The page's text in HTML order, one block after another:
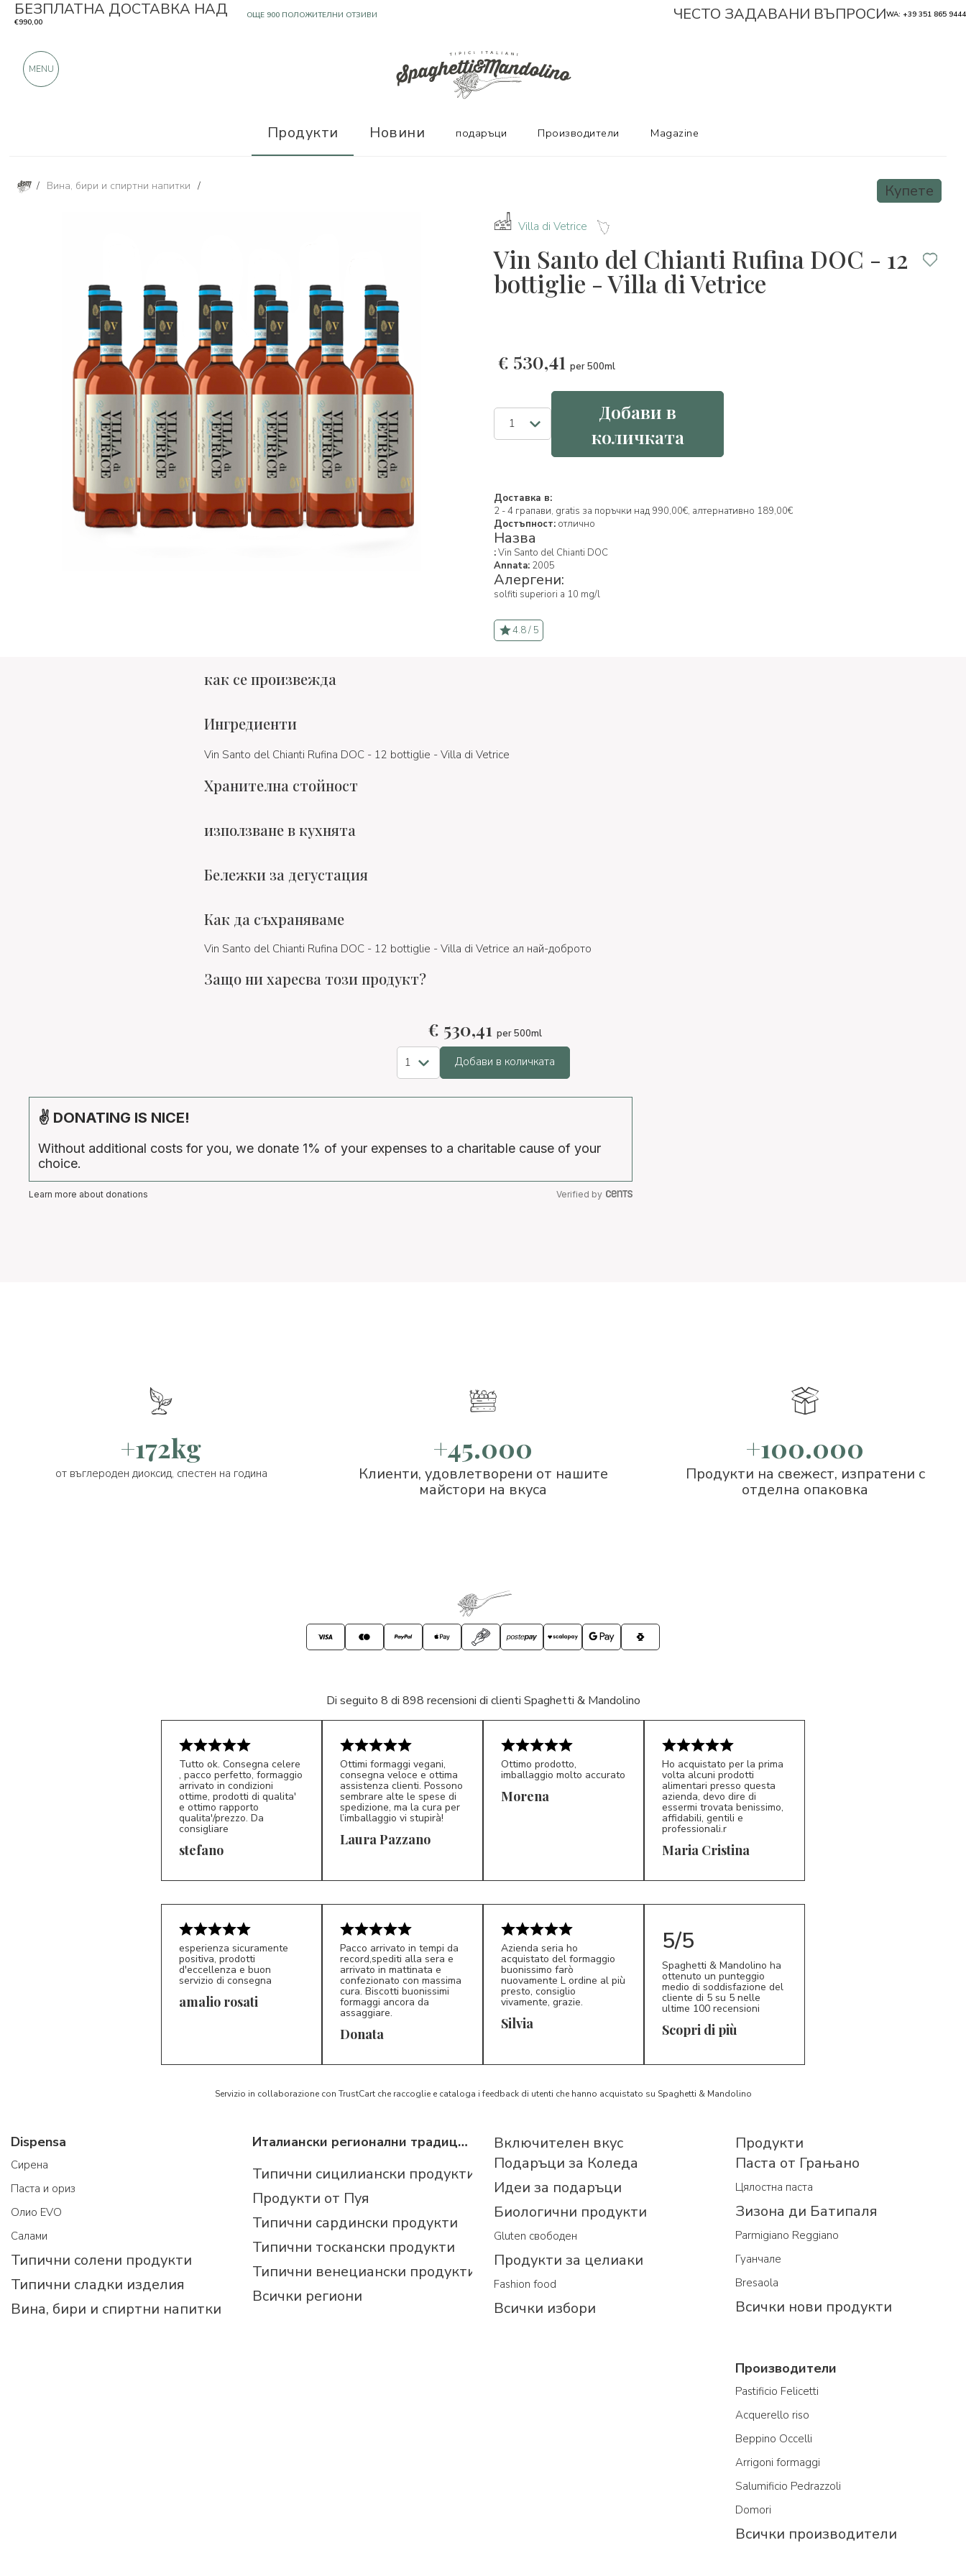
/ Вина, бири и спиртни напитки / Купете
Villa di Vetrice
Vin Santo del Chianti Rufina DOC - 12
bottiglie - Villa di Vetrice
€ 530,41 per 500ml
Добави в
количката
Доставка в:
2 - 4 грапави, gratis за поръчки над 990,00€, алтернативно 189,00€
Достъпност: отлично
Назва
:Vin Santo del Chianti DOC
Annata: 2005
Алергени:
solfiti superiori a 10 mg/l
4.8 / 5
как се произвежда
Ингредиенти
Vin Santo del Chianti Rufina DOC - 12 bottiglie - Villa di Vetrice
Хранителна стойност
използване в кухнята
Бележки за дегустация
Как да съхраняваме
Vin Santo del Chianti Rufina DOC - 12 bottiglie - Villa di Vetrice ал най-доброто
Защо ни харесва този продукт?
€ 530,41 per 500ml
Добави в количката
✌ DONATING IS NICE!
Without additional costs for you, we donate 1% of your expenses to a charitable cause of your
choice.
Learn more about donations Verified by
+172kg
от въглероден диоксид, спестен на година
+45.000
Клиенти, удовлетворени от нашите
майстори на вкуса
+100.000
Продукти на свежест, изпратени с
отделна опаковка
Di seguito 8 di 898 recensioni di clienti Spaghetti & Mandolino
S*
Tutto ok. Consegna celere
, pacco perfetto, formaggio
arrivato in condizioni
ottime, prodotti di qualita'
e ottimo rapporto
qualita'/prezzo. Da
consigliare
stefano LP 5/5
Ottimi formaggi vegani,
consegna veloce e ottima
assistenza clienti. Possono
sembrare alte le spese di
spedizione, ma la cura per
l’imballaggio vi stupirà!
Laura Pazzano
Ottimo prodotto,
imballaggio molto accurato
Morena
MC 5/5
Ho acquistato per la prima
volta alcuni prodotti
alimentari presso questa
azienda, devo dire di
essermi trovata benissimo,
affidabili, gentili e
professionali.r
Maria Cristina
esperienza sicuramente
positiva, prodotti
d'eccellenza e buon
servizio di consegna
amalio rosati
D*
Pacco arrivato in tempi da
record,spediti alla sera e
arrivato in mattinata e
confezionato con massima
cura. Biscotti buonissimi
formaggi ancora da
assaggiare.
Donata S*
Azienda seria ho
acquistato del formaggio
buonissimo farò
nuovamente L ordine al più
presto, consiglio
vivamente, grazie.
Silvia
5/5
Spaghetti & Mandolino ha
ottenuto un punteggio
medio di soddisfazione del
cliente di 5 su 5 nelle
ultime 100 recensioni
Scopri di più
Servizio in collaborazione con TrustCart che raccoglie e cataloga i feedback di utenti che hanno acquistato su Spaghetti & Mandolino
Dispensa
Cирена
Паста и ориз
Олио EVO
Салами
Типични солени продукти
Типични сладки изделия
Вина, бири и спиртни напитки
Италиански регионални традиционни продукти
Типични сицилиански продукти
Продукти от Пуя
Типични сардински продукти
Типични тоскански продукти
Типични венециански продукти
Всички региони
Включителен вкус
Подаръци за Коледа
Идеи за подаръци
Биологични продукти
Gluten свободен
Продукти за целиаки
Fashion food
Всички избори
Продукти
Паста от Грањано
Цялостна паста
Зизона ди Батипаля
Parmigiano Reggiano
Гуанчале
Bresaola
Всички нови продукти
Производители
Pastificio Felicetti
Acquerello riso
Beppino Occelli
Arrigoni formaggi
Salumificio Pedrazzoli
Domori
Всички производители
БЕЗПЛАТНА ДОСТАВКА НАД
€990,00
САМО ПРОДУКТИ ОТ ОТЛИЧНИ ПРОИЗВОДИТЕЛИ ЧЕСТО ЗАДАВАНИ ВЪПРОСИWA: +39 351 865 9444
MENU
Продукти Новини подаръци Производители Magazine